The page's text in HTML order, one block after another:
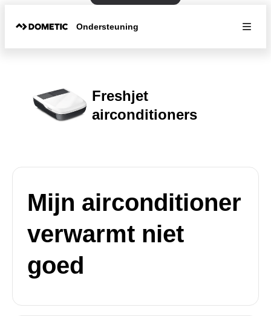
Ondersteuning
Freshjet
airconditioners
Mijn airconditioner
verwarmt niet
goed